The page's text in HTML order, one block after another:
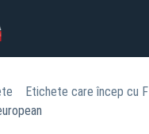
Etichete care încep cu F